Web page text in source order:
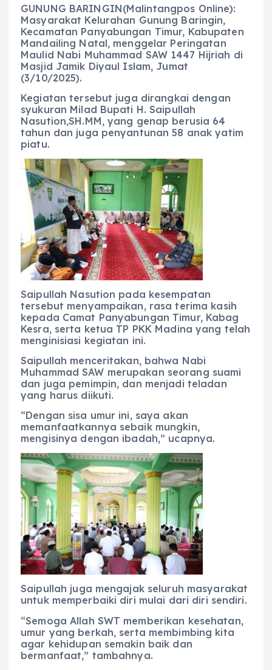
GUNUNG BARINGIN(Malintangpos Online):
Masyarakat Kelurahan Gunung Baringin,
Kecamatan Panyabungan Timur, Kabupaten
Mandailing Natal, menggelar Peringatan
Maulid Nabi Muhammad SAW 1447 Hijriah di
Masjid Jamik Diyaul Islam, Jumat
(3/10/2025).
Kegiatan tersebut juga dirangkai dengan
syukuran Milad Bupati H. Saipullah
Nasution,SH.MM, yang genap berusia 64
tahun dan juga penyantunan 58 anak yatim
piatu.
Saipullah Nasution pada kesempatan
tersebut menyampaikan, rasa terima kasih
kepada Camat Panyabungan Timur, Kabag
Kesra, serta ketua TP PKK Madina yang telah
menginisiasi kegiatan ini.
Saipullah menceritakan, bahwa Nabi
Muhammad SAW merupakan seorang suami
dan juga pemimpin, dan menjadi teladan
yang harus diikuti.
“Dengan sisa umur ini, saya akan
memanfaatkannya sebaik mungkin,
mengisinya dengan ibadah,” ucapnya.
Saipullah juga mengajak seluruh masyarakat
untuk memperbaiki diri mulai dari diri sendiri.
“Semoga Allah SWT memberikan kesehatan,
umur yang berkah, serta membimbing kita
agar kehidupan semakin baik dan
bermanfaat,” tambahnya.